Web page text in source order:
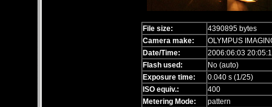
File size:
4390895 bytes
Camera make:
OLYMPUS
Date/Time:
2006:06:03
Flash used:
No (auto)
Exposure time:
0.040 s (1/25)
ISO equiv.:
400
Metering Mode:
pattern